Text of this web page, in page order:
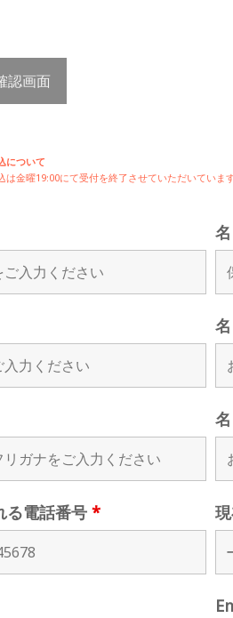
認画面
について
は金曜19:00にて受付を終了させていただいていま
る電話番号 *